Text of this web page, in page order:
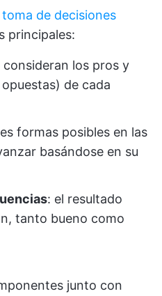
toma de decisiones
principales:
consideran los pros y
de cada
formas posibles en las
basándose en su
: el resultado
tanto bueno como
junto con